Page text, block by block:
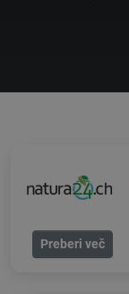
Preberi več